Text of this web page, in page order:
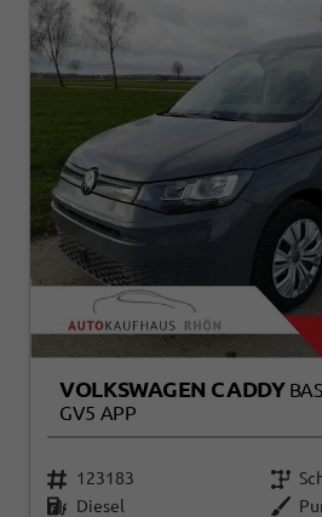
VOLKSWAGEN CADDY
GV5 APP
123183
Diesel